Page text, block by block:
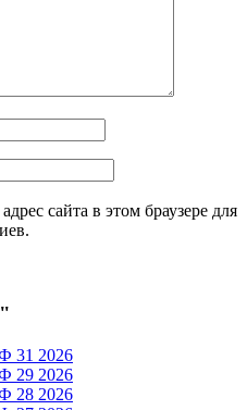
сайта в этом браузере для
31 2026
29 2026
28 2026